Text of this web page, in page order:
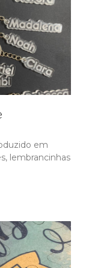
em
lembrancinhas